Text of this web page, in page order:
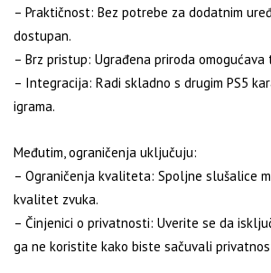
– Praktičnost: Bez potrebe za dodatnim
dostupan.
– Brz pristup: Ugrađena priroda
– Integracija: Radi skladno s drugim PS5
igrama.
Međutim, ograničenja uključuju:
– Ograničenja kvaliteta: Spoljne slušalice
kvalitet zvuka.
– Činjenici o privatnosti: Uverite se da
ga ne koristite kako biste sačuvali